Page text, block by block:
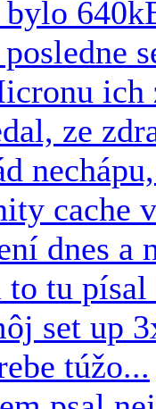
bylo
ze
cache
dnes a
to tu
set up
túžo...